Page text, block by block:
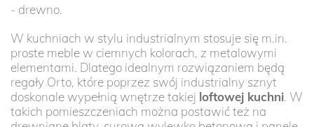
- drewno.
W kuchniach w stylu industrialnym stosuje się m.in.
proste meble w ciemnych kolorach, z metalowymi
elementami. Dlatego idealnym rozwiązaniem będą
regały Orto, które poprzez swój industrialny sznyt
doskonale wypełnią wnętrze takiej loftowej kuchni. W
takich pomieszczeniach można postawić też na